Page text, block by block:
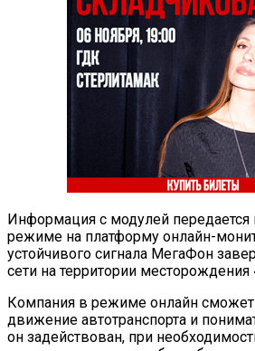
Информация с модулей передается
режиме на платформу онлайн-
устойчивого сигнала МегаФон
сети на территории месторождения
Компания в режиме онлайн сможет
движение автотранспорта и
он задействован, при